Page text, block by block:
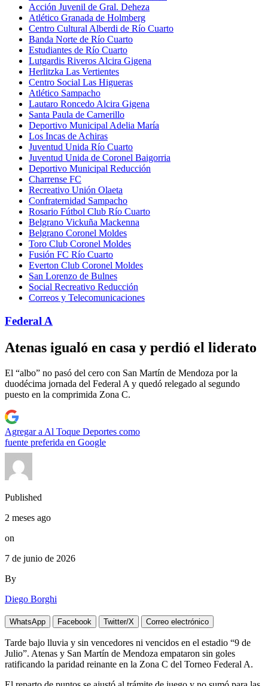
Acción Juvenil de Gral. Deheza
Atlético Granada de Holmberg
Centro Cultural Alberdi de Río Cuarto
Banda Norte de Río Cuarto
Estudiantes de Río Cuarto
Lutgardis Riveros Alcira Gigena
Herlitzka Las Vertientes
Centro Social Las Higueras
Atlético Sampacho
Lautaro Roncedo Alcira Gigena
Santa Paula de Carnerillo
Deportivo Municipal Adelia María
Los Incas de Achiras
Juventud Unida Río Cuarto
Juventud Unida de Coronel Baigorria
Deportivo Municipal Reducción
Charrense FC
Recreativo Unión Olaeta
Confraternidad Sampacho
Rosario Fútbol Club Río Cuarto
Belgrano Vickuña Mackenna
Belgrano Coronel Moldes
Toro Club Coronel Moldes
Fusión FC Río Cuarto
Everton Club Coronel Moldes
San Lorenzo de Bulnes
Social Recreativo Reducción
Correos y Telecomunicaciones
Federal A
Atenas igualó en casa y perdió el liderato
El “albo” no pasó del cero con San Martín de Mendoza por la
duodécima jornada del Federal A y quedó relegado al segundo
puesto en la comprimida Zona C.
Agregar a Al Toque Deportes como
fuente preferida en Google
Published
2 meses ago
on
7 de junio de 2026
By
Diego Borghi
WhatsApp Facebook Twitter/X Correo electrónico
Tarde bajo lluvia y sin vencedores ni vencidos en el estadio “9 de
Julio”. Atenas y San Martín de Mendoza empataron sin goles
ratificando la paridad reinante en la Zona C del Torneo Federal A.